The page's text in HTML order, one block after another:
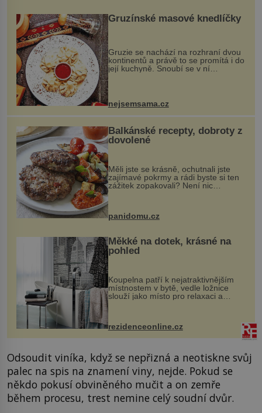
Gruzínské masové knedlíčky
Gruzie se nachází na rozhraní dvou
kontinentů a právě to se promítá i do
její kuchyně. Snoubí se v ní
evropské a asijské chutě a díky tomu
vznikají rozmanité a chuťově bohaté
pokrmy, které rozhodně st...
nejsemsama.cz
Balkánské recepty, dobroty z
dovolené
Měli jste se krásně, ochutnali jste
zajímavé pokrmy a rádi byste si ten
zážitek zopakovali? Není nic
snazšího. Pljeskavica (10 porcí)
Možná jste ji ochutnali na dovolené v
panidomu.cz
Měkké na dotek, krásné na
pohled
Koupelna patří k nejatraktivnějším
místnostem v bytě, vedle ložnice
slouží jako místo pro relaxaci a
odpočinek. Koupelnový textil –
ručníky, osušky a koberečky –
mohou jako mávnutím kouzelného
proutku...
rezidenceonline.cz
Odsoudit viníka, když se nepřizná a neotiskne svůj
palec na spis na znamení viny, nejde. Pokud se
někdo pokusí obviněného mučit a on zemře
během procesu, trest nemine celý soudní dvůr.